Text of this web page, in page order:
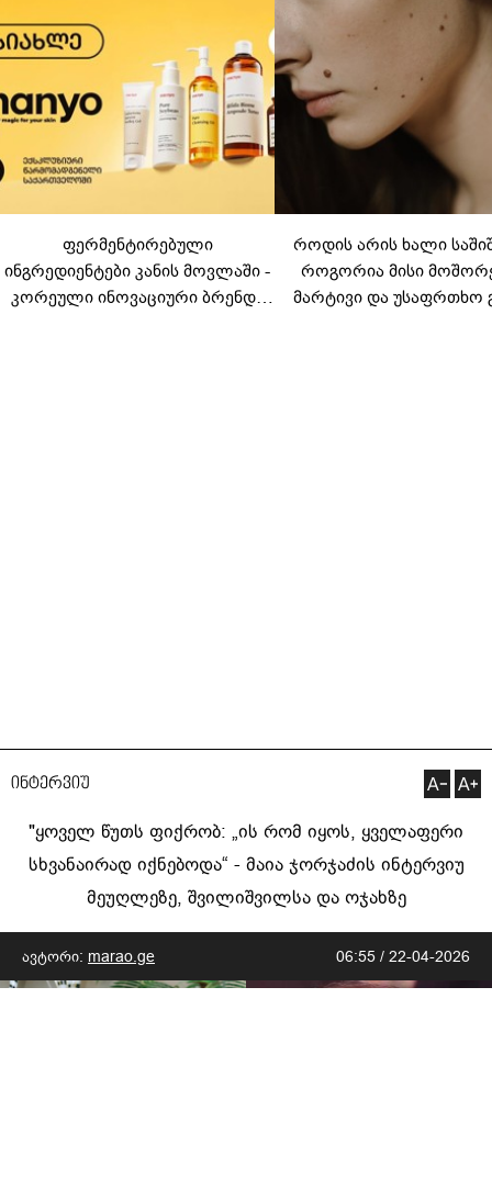
ფერმენტირებული
ინგრედიენტები კანის მოვლაში -
კორეული ინოვაციური ბრენდი
როდის არის ხალი
როგორია მისი
მარტივი და უსაფრთხო
ინტერვიუ
"ყოველ წუთს ფიქრობ: „ის რომ იყოს, ყველაფერი
სხვანაირად იქნებოდა“ - მაია ჯორჯაძის ინტერვიუ
მეუღლეზე, შვილიშვილსა და ოჯახზე
ავტორი: marao.ge 06:55 / 22-04-2026